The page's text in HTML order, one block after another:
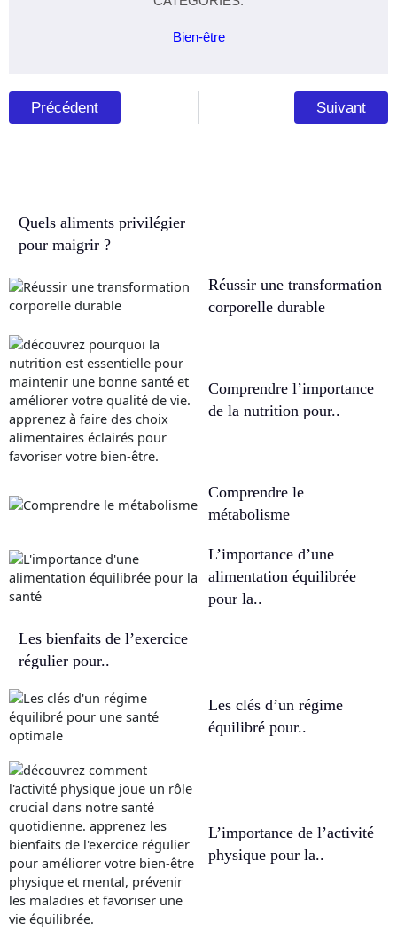
Bien-être
Précédent Suivant
Quels aliments privilégier
pour maigrir ?
Réussir une transformation
corporelle durable
Comprendre l’importance
de la nutrition pour..
Comprendre le
métabolisme
L’importance d’une
alimentation équilibrée
pour la..
Les bienfaits de l’exercice
régulier pour..
Les clés d’un régime
équilibré pour..
L’importance de l’activité
physique pour la..